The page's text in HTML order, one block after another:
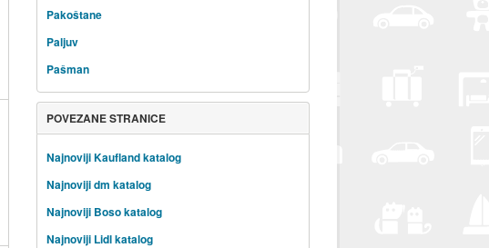
Pakoštane
Paljuv
Pašman
POVEZANE STRANICE
Najnoviji Kaufland katalog
Najnoviji dm katalog
Najnoviji Boso katalog
Najnoviji Lidl katalog